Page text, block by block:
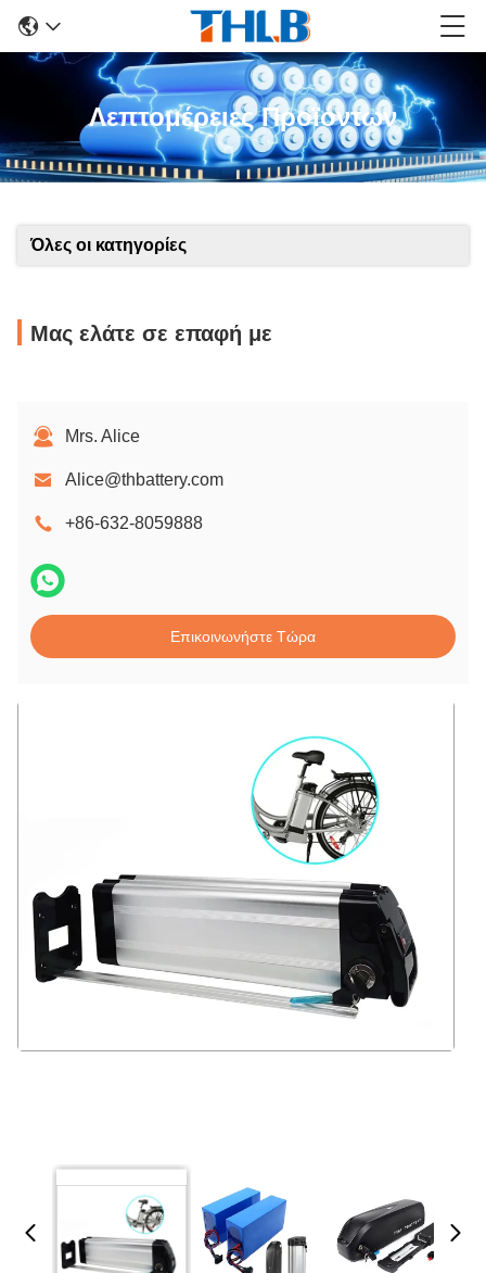
Λεπτομέρειες Προϊόντων
Όλες οι κατηγορίες
Μας ελάτε σε επαφή με
Mrs. Alice
Alice@thbattery.com
+86-632-8059888
Επικοινωνήστε Τώρα